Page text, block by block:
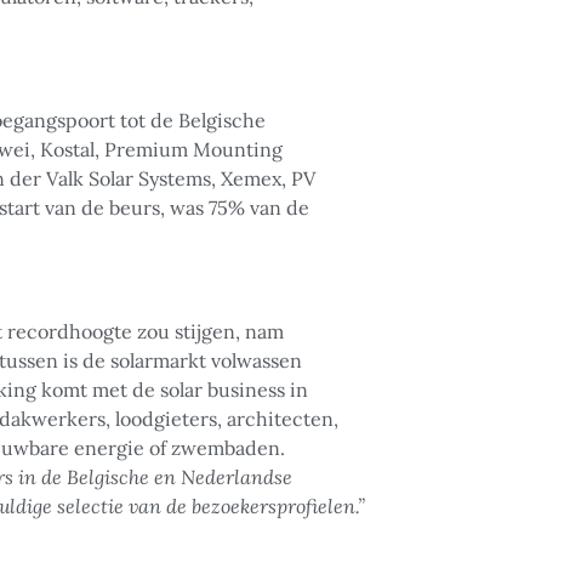
tot de Belgische
Kostal, Premium Mounting
Valk Solar Systems, Xemex, PV
van de beurs, was 75% van de
recordhoogte zou stijgen, nam
is de solarmarkt volwassen
komt met de solar business in
loodgieters, architecten,
energie of zwembaden.
in de Belgische en Nederlandse
selectie van de bezoekersprofielen.”